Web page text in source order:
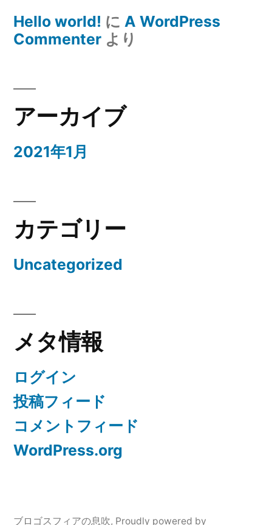
Hello world! に A WordPress
Commenter より
アーカイブ
2021年1月
カテゴリー
Uncategorized
メタ情報
ログイン
投稿フィード
コメントフィード
WordPress.org
ブロゴスフィアの息吹, Proudly powered by